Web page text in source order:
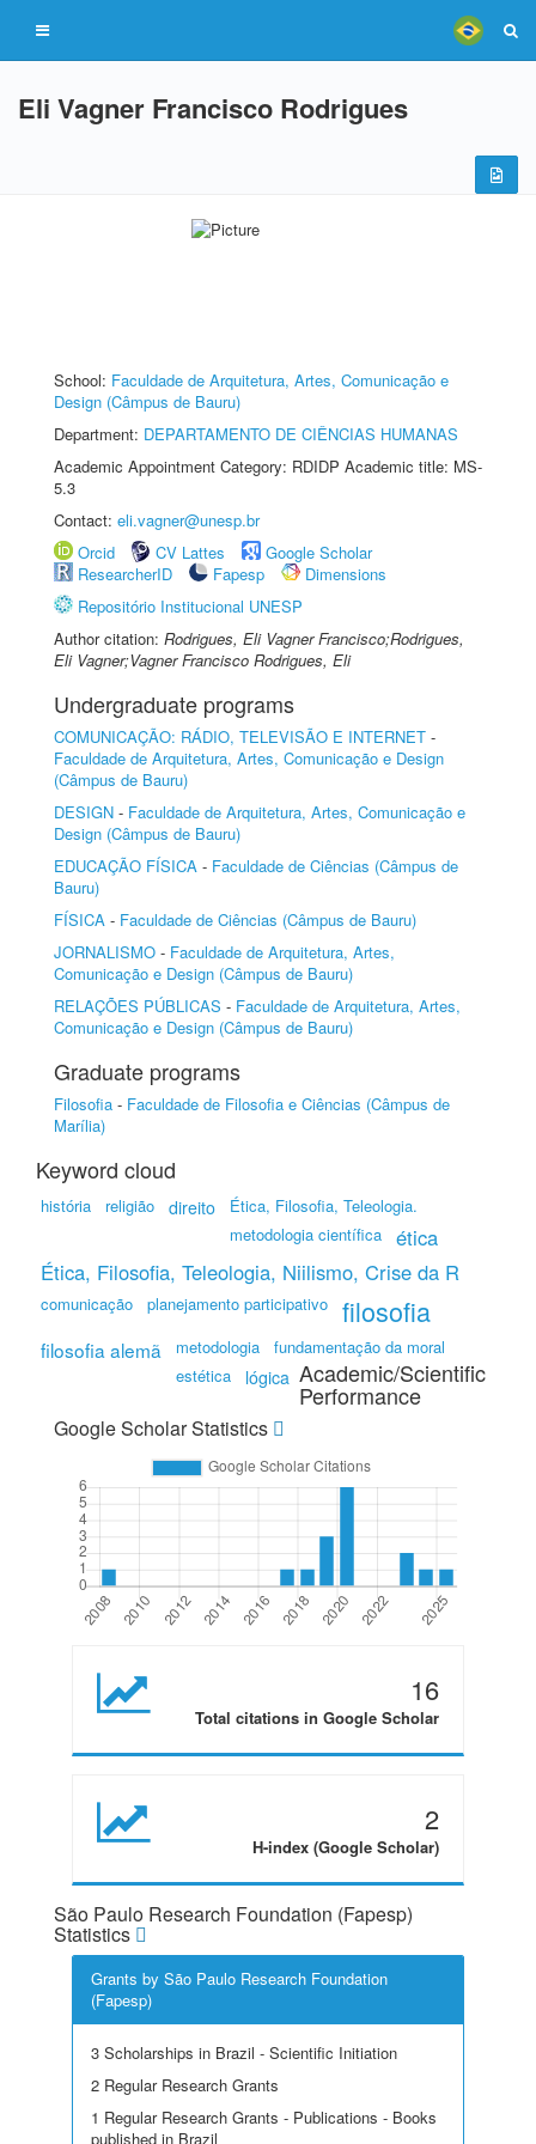
Eli Vagner Francisco Rodrigues
School: Faculdade de Arquitetura, Artes, Comunicação e
Design (Câmpus de Bauru)
Department: DEPARTAMENTO DE CIÊNCIAS HUMANAS
Academic Appointment Category: RDIDP Academic title: MS-
5.3
Contact: eli.vagner@unesp.br
Orcid
CV Lattes
Google Scholar
ResearcherID
Fapesp
Dimensions
Repositório Institucional UNESP
Author citation: Rodrigues, Eli Vagner Francisco;Rodrigues,
Eli Vagner;Vagner Francisco Rodrigues, Eli
Undergraduate programs
COMUNICAÇÃO: RÁDIO, TELEVISÃO E INTERNET -
Faculdade de Arquitetura, Artes, Comunicação e Design
(Câmpus de Bauru)
DESIGN - Faculdade de Arquitetura, Artes, Comunicação e
Design (Câmpus de Bauru)
EDUCAÇÃO FÍSICA - Faculdade de Ciências (Câmpus de
Bauru)
FÍSICA - Faculdade de Ciências (Câmpus de Bauru)
JORNALISMO - Faculdade de Arquitetura, Artes,
Comunicação e Design (Câmpus de Bauru)
RELAÇÕES PÚBLICAS - Faculdade de Arquitetura, Artes,
Comunicação e Design (Câmpus de Bauru)
Graduate programs
Filosofia - Faculdade de Filosofia e Ciências (Câmpus de
Marília)
Keyword cloud
história religião direito
Ética, Filosofia, Teleologia.
metodologia científica
ética
Ética, Filosofia, Teleologia, Niilismo, Crise da R
comunicação planejamento participativo filosofia
filosofia alemã metodologia
fundamentação da moral
estética
lógica Academic/Scientific
Performance
Google Scholar Statistics
16
Total citations in Google Scholar
2
H-index (Google Scholar)
São Paulo Research Foundation (Fapesp)
Statistics
Grants by São Paulo Research Foundation
(Fapesp)
3 Scholarships in Brazil - Scientific Initiation
2 Regular Research Grants
1 Regular Research Grants - Publications - Books
published in Brazil